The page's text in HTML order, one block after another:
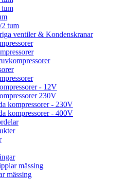
tum
2 tum
ventiler & Kondenskranar
- 12V
230V
kompressorer - 230V
kompressorer - 400V
mässing
mässing